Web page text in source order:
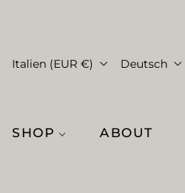
Italien (EUR €) Deutsch
SHOP ABOUT